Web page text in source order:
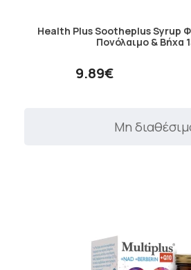
Health Plus Sootheplus Syrup
Πονόλαιμο & Βήχα
9.89€
Μη